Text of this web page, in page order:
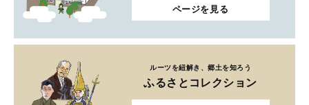
ページを見る
ルーツを紐解き、郷土を知ろう
ふるさとコレクション